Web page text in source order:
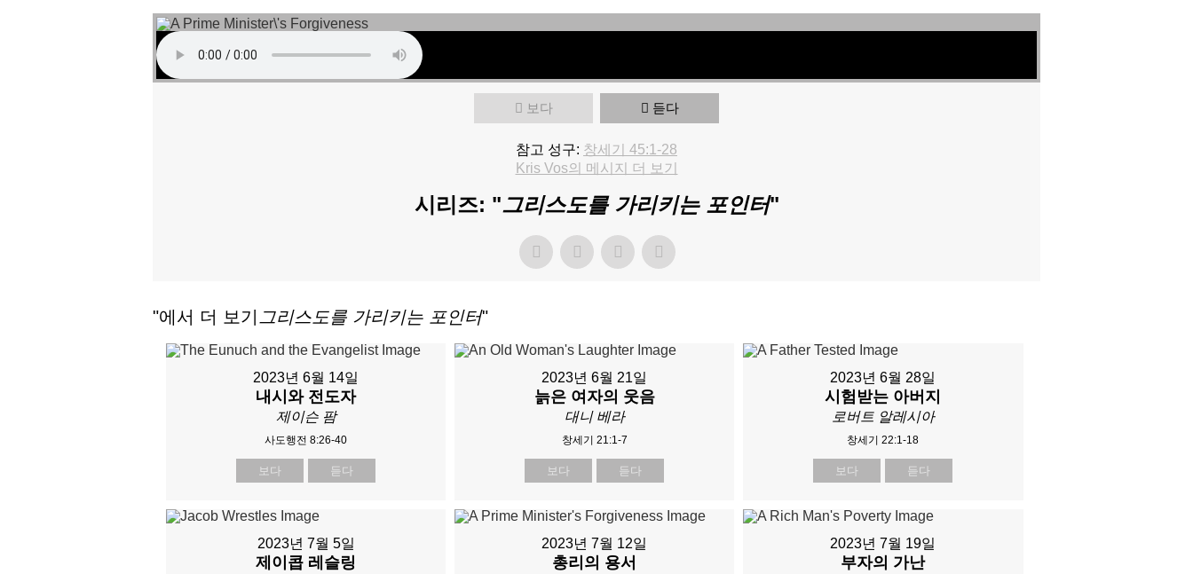
보다 듣다
참고 성구: 창세기 45:1-28
Kris Vos의 메시지 더 보기
시리즈: "그리스도를 가리키는 포인터"
"에서 더 보기 그리스도를 가리키는 포인터"
2023년 6월 14일
내시와 전도자
제이슨 팜
사도행전 8:26-40
보다 듣다
2023년 6월 21일
늙은 여자의 웃음
대니 베라
창세기 21:1-7
보다 듣다
2023년 6월 28일
시험받는 아버지
로버트 알레시아
창세기 22:1-18
보다 듣다
2023년 7월 5일
제이콥 레슬링
2023년 7월 12일
총리의 용서
2023년 7월 19일
부자의 가난